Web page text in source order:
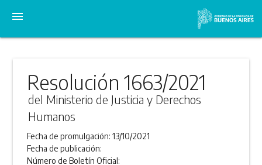
menu
Resolución 1663/2021
del Ministerio de Justicia y Derechos
Humanos
Fecha de promulgación:13/10/2021
Fecha de publicación:
Número de Boletín Oficial: